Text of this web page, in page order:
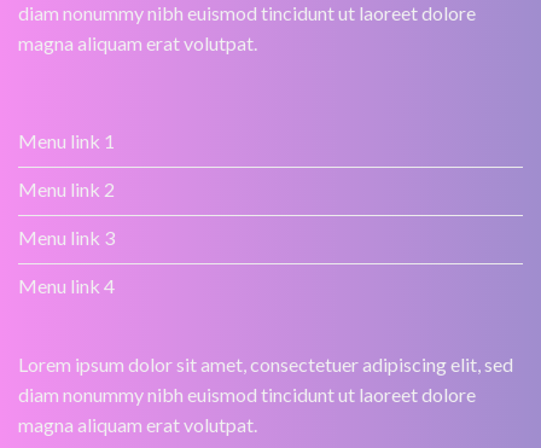
diam nonummy nibh euismod tincidunt ut laoreet dolore
magna aliquam erat volutpat.
Menu link 1
Menu link 2
Menu link 3
Menu link 4
Lorem ipsum dolor sit amet, consectetuer adipiscing elit, sed
diam nonummy nibh euismod tincidunt ut laoreet dolore
magna aliquam erat volutpat.